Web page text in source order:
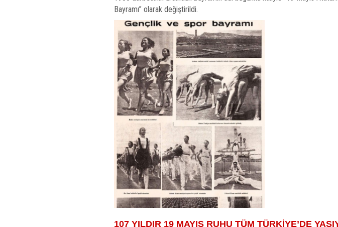
Bayramı” olarak değiştirildi.
107 YILDIR 19 MAYIS RUHU TÜM TÜRKİYE’DE